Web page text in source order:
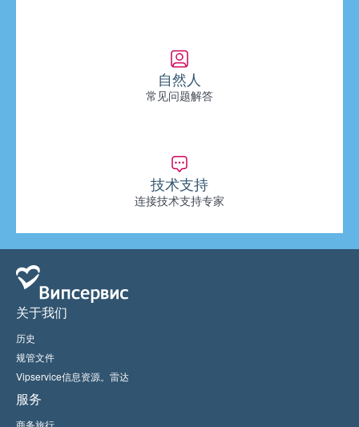
自然人
常见问题解答
技术支持
连接技术支持专家
关于我们
历史
规管文件
Vipservice信息资源。雷达
服务